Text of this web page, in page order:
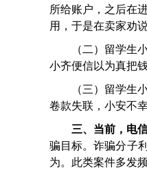
所给账户，之后在
用，于是在卖家劝
（二）留学生小
小齐便信以为真把
（三）留学生小
卷款失联，小安不
三、当前，电
骗目标。诈骗分子
为。此类案件多发